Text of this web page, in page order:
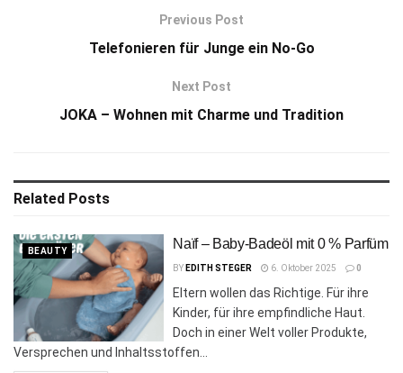
Previous Post
Telefonieren für Junge ein No-Go
Next Post
JOKA – Wohnen mit Charme und Tradition
Related Posts
BEAUTY Naïf – Baby-Badeöl mit 0 % Parfüm
BY EDITH STEGER 6. Oktober 2025 0
Eltern wollen das Richtige. Für ihre
Kinder, für ihre empfindliche Haut.
Doch in einer Welt voller Produkte,
Versprechen und Inhaltsstoffen...